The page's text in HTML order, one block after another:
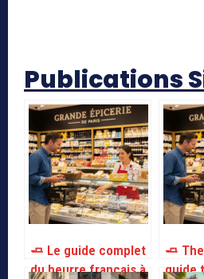
Publications
🧈 Le guide complet
du beurre français à
🧈
guide